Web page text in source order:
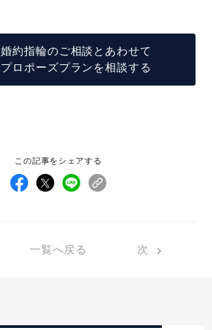
婚約指輪のご相談とあわせて
プロポーズプランを相談する
この記事をシェアする
一覧へ戻る 次